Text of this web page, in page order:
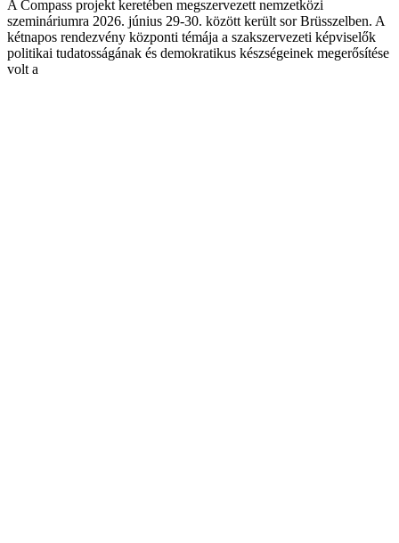
A Compass projekt keretében megszervezett nemzetközi
szemináriumra 2026. június 29-30. között került sor Brüsszelben. A
kétnapos rendezvény központi témája a szakszervezeti képviselők
politikai tudatosságának és demokratikus készségeinek megerősítése
volt a